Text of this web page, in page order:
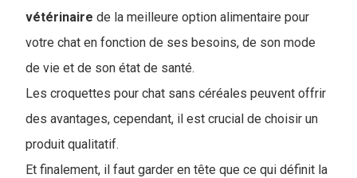
vétérinaire de la meilleure option alimentaire pour
votre chat en fonction de ses besoins, de son mode
de vie et de son état de santé.
Les croquettes pour chat sans céréales peuvent offrir
des avantages, cependant, il est crucial de choisir un
produit qualitatif.
Et finalement, il faut garder en tête que ce qui définit la